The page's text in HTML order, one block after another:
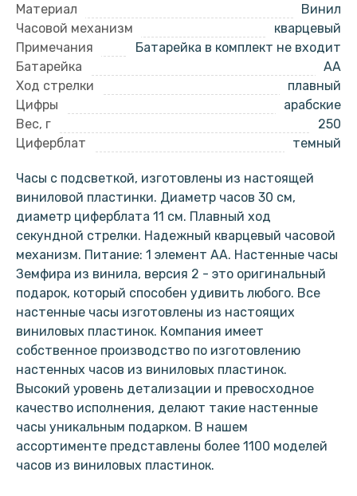
Материал
Винил
Часовой механизм
кварцевый
Примечания
Батарейка в комплект не входит
Батарейка
AA
Ход стрелки
плавный
Цифры
арабские
Вес, г
250
Циферблат
темный
Часы с подсветкой, изготовлены из настоящей
виниловой пластинки. Диаметр часов 30 см,
диаметр циферблата 11 см. Плавный ход
секундной стрелки. Надежный кварцевый часовой
механизм. Питание: 1 элемент АА. Настенные часы
Земфира из винила, версия 2 - это оригинальный
подарок, который способен удивить любого. Все
настенные часы изготовлены из настоящих
виниловых пластинок. Компания имеет
собственное производство по изготовлению
настенных часов из виниловых пластинок.
Высокий уровень детализации и превосходное
качество исполнения, делают такие настенные
часы уникальным подарком. В нашем
ассортименте представлены более 1100 моделей
часов из виниловых пластинок.